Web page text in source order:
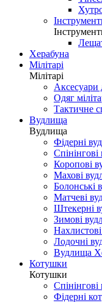
Херабуна
Мілітарі
Мілітарі
Аксесуари
Одяг
Тактичне
Вудлища
Вудлища
Фідерні
Коропові
Махові
Болонські
Матчеві
Штекерні
Зимові
Лодочні
Вудлища
Котушки
Котушки
Фідерні